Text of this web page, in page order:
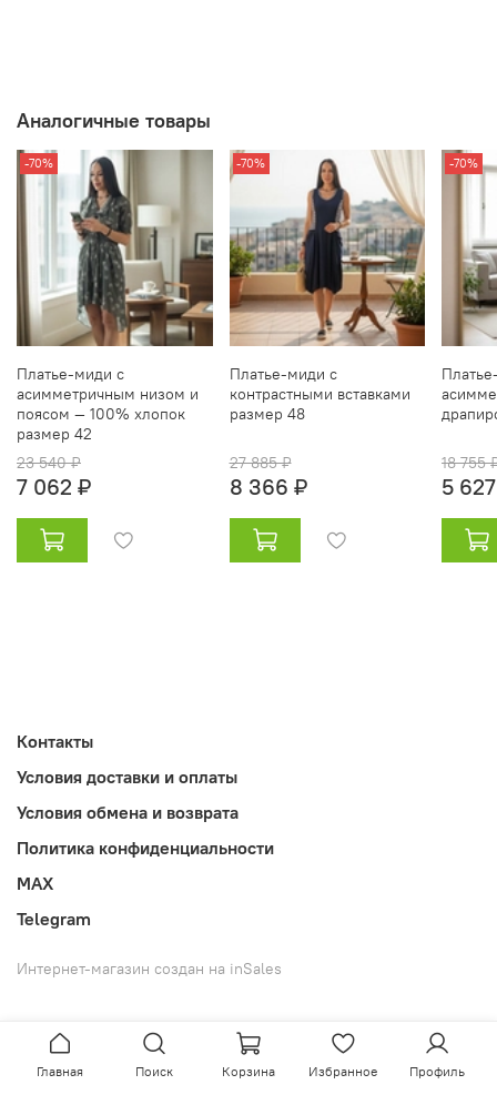
Аналогичные товары
-70%
Платье‑миди с
асимметричным низом и
поясом — 100% хлопок
размер 42
23 540 ₽
7 062 ₽
-70%
Платье‑миди с
контрастными вставками
размер 48
27 885 ₽
8 366 ₽
-70%
18 755
5
Контакты
Условия доставки и оплаты
Условия обмена и возврата
Политика конфиденциальности
MAX
Telegram
Интернет-магазин создан на inSales
Главная Поиск Корзина Избранное Профиль